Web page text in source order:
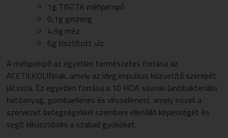
1g TISZTA méhpempő
0,1g ginzeng
4,9g méz
6g tisztított víz
A méhpempő az egyetlen természetes forrása az
ACETILKOLINnak, amely az ideg impulzus közvetítő szerepét
játssza. Ez egyetlen forrása a 10 HDA savnak (antibakteriális
hatóanyag, gombaellenes és vírusellenes), amely növeli a
szervezet betegségekkel szembeni ellenálló képességét és
segít kiküszöbölni a szabad gyököket.